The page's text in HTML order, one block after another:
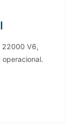
22000 V6,
operacional.